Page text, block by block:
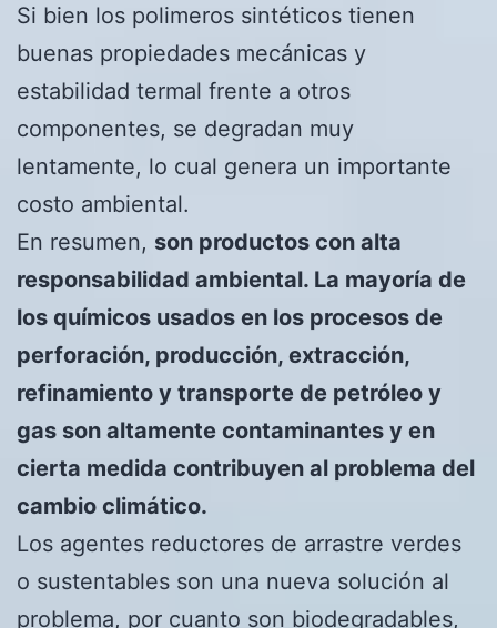
Si bien los polimeros sintéticos tienen
buenas propiedades mecánicas y
estabilidad termal frente a otros
componentes, se degradan muy
lentamente, lo cual genera un importante
costo ambiental.
En resumen, son productos con alta
responsabilidad ambiental. La mayoría de
los químicos usados en los procesos de
perforación, producción, extracción,
refinamiento y transporte de petróleo y
gas son altamente contaminantes y en
cierta medida contribuyen al problema del
cambio climático.
Los agentes reductores de arrastre verdes
o sustentables son una nueva solución al
problema, por cuanto son biodegradables,